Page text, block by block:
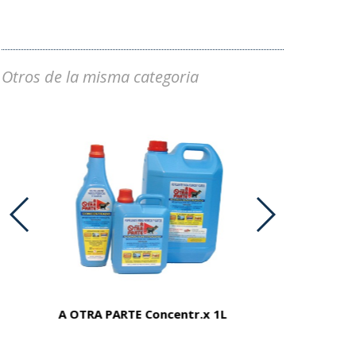
Otros de la misma categoria
A OTRA PARTE Concentr.x 1L